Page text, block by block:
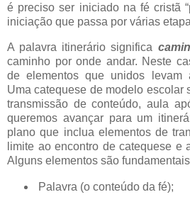
é preciso ser iniciado na fé cristã
iniciação que passa por várias
A palavra itinerário significa
caminho por onde andar. Neste
de elementos que unidos levam
Uma catequese de modelo escolar
transmissão de conteúdo, aula
queremos avançar para um
plano que inclua elementos de
limite ao encontro de catequese e
Alguns elementos são
Palavra (o conteúdo da fé);